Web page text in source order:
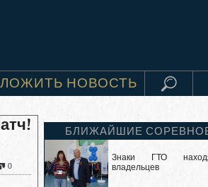
НОВОСТЬ
0
БЛИЖАЙШИЕ
Знаки ГТО
владельцев